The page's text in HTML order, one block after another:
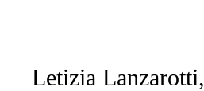
Letizia